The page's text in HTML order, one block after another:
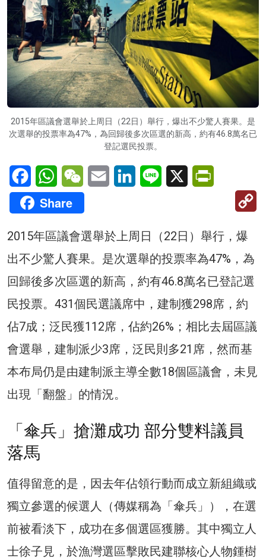
2015年區議會選舉於上周日（22日）舉行，爆出不少驚人賽果。是
次選舉的投票率為47%，為回歸後多次區選的新高，約有46.8萬名已
登記選民投票。
FacebookWhatsAppWeChatEmail LinkedInLine X
Share
2015年區議會選舉於上周日（22日）舉行，爆
出不少驚人賽果。是次選舉的投票率為47%，為
回歸後多次區選的新高，約有46.8萬名已登記選
民投票。431個民選議席中，建制獲298席，約
佔7成；泛民獲112席，佔約26%；相比去屆區議
會選舉，建制派少3席，泛民則多21席，然而基
本布局仍是由建制派主導全數18個區議會，未見
出現「翻盤」的情況。
「傘兵」搶灘成功 部分雙料議員
落馬
值得留意的是，因去年佔領行動而成立新組織或
獨立參選的候選人（傳媒稱為「傘兵」），在選
前被看淡下，成功在多個選區獲勝。其中獨立人
士徐子見，於漁灣選區擊敗民建聯核心人物鍾樹